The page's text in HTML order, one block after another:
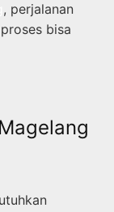
, perjalanan
bisa